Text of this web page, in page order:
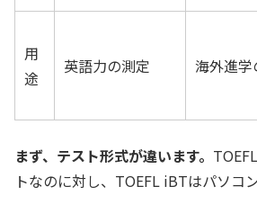
用
途
英語力の測定 海外進
まず、テスト形式が違います。
トなのに対し、TOEFL iBTはパソコ